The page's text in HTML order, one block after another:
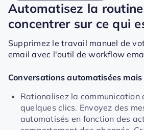
Automatisez la
concentrer sur ce qui
Supprimez le travail manuel de
email avec l'outil de workflow
Conversations automatisées
Rationalisez la communication
quelques clics. Envoyez des
automatisés en fonction des